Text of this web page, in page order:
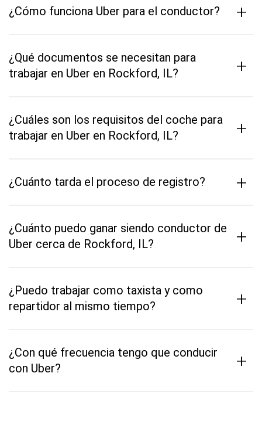
¿Cómo funciona Uber para el conductor? +
¿Qué documentos se necesitan para
trabajar en Uber en Rockford, IL?
+
¿Cuáles son los requisitos del coche para
trabajar en Uber en Rockford, IL?
+
¿Cuánto tarda el proceso de registro? +
¿Cuánto puedo ganar siendo conductor de
Uber cerca de Rockford, IL?
+
¿Puedo trabajar como taxista y como
repartidor al mismo tiempo?
+
¿Con qué frecuencia tengo que conducir
con Uber?
+